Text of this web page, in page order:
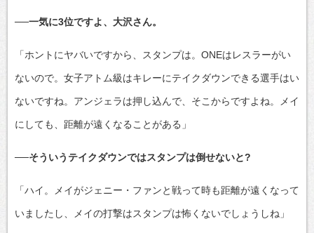
──一気に3位ですよ、大沢さん。
「ホントにヤバいですから、スタンプは。ONEはレスラーがい
ないので。女子アトム級はキレーにテイクダウンできる選手はい
ないですね。アンジェラは押し込んで、そこからですよね。メイ
にしても、距離が遠くなることがある」
──そういうテイクダウンではスタンプは倒せないと?
「ハイ。メイがジェニー・ファンと戦って時も距離が遠くなって
いましたし、メイの打撃はスタンプは怖くないでしょうしね」